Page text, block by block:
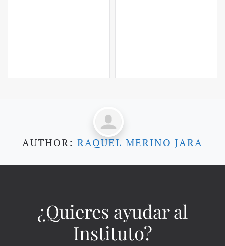
AUTHOR: RAQUEL MERINO JARA
¿Quieres ayudar al
Instituto?